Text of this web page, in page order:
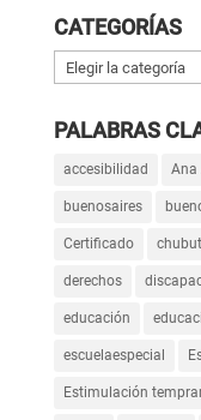
CATEGORÍAS
Categorías
PALABRAS
accesibilidad Ana
buenosaires
Certificado chubut
derechos
educación
escuelaespecial
Estimulación